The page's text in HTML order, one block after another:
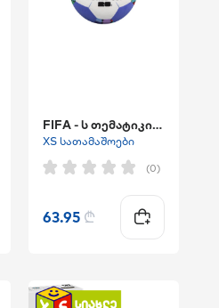
FIFA - ს თემატიკის რბილი სათამაშო "ფეხბურთის ბურთი"
XS სათამაშოები
(0)
63.95 ₾